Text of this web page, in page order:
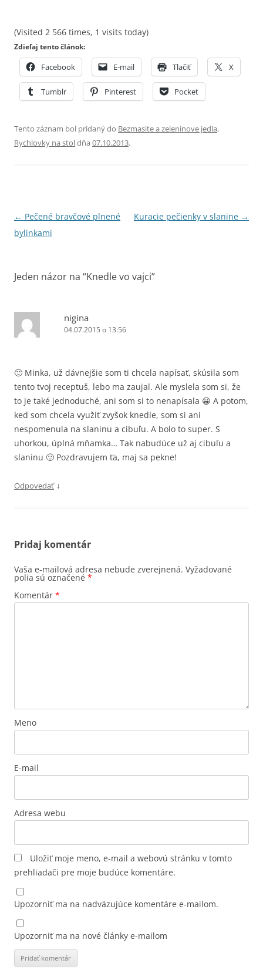
(Visited 2 566 times, 1 visits today)
Zdieľaj tento článok:
Facebook E-mail Tlačiť X
Tumblr Pinterest Pocket
Tento záznam bol pridaný do Bezmasite a zeleninove jedla,
Rychlovky na stoldňa 07.10.2013.
Navigácia
článkami
← Pečené bravčové plnené
bylinkami
Kuracie pečienky v slanine →
Jeden názor na “Knedle vo vajci”
nigina
04.07.2015 o 13:56
🙂 Minka, už dávnejšie som ti chcela napísať, skúsila som
tento tvoj receptuš, lebo ma zaujal. Ale myslela som si, že
to je také jednoduché, ani som si to nenapísala 😀 A potom,
ked som chcela využiť zvyšok knedle, som si ani
nespomenula na slaninu a cibuľu. A bolo to super. S
uhorkou, úplná mňamka… Tak nabudúce už aj cibuľu a
slaninu 🙂 Pozdravujem ťa, maj sa pekne!
Odpovedať ↓
Pridaj komentár
Vaša e-mailová adresa nebude zverejnená. Vyžadované
polia sú označené *
Komentár *
Meno
E-mail
Adresa webu
Uložiť moje meno, e-mail a webovú stránku v tomto
prehliadači pre moje budúce komentáre.
Upozorniť ma na nadväzujúce komentáre e-mailom.
Upozorniť ma na nové články e-mailom